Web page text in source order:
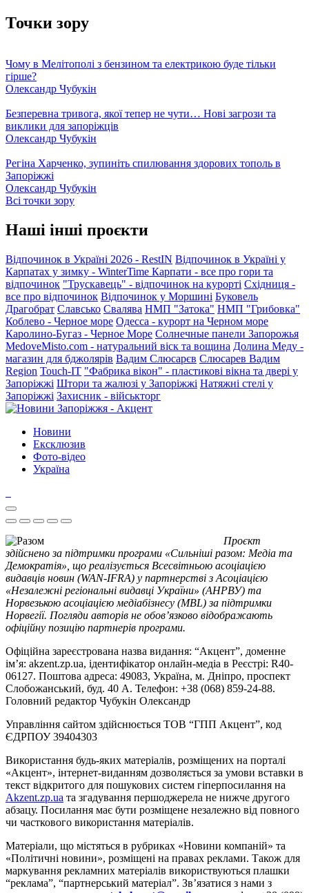
Точки зору
Чому в Мелітополі з бензином та електрикою буде тільки
гірше?
Олександр Чубукін
Безперевна тривога, якої тепер не чути… Нові загрози та
виклики для запоріжців
Олександр Чубукін
Регіна Харченко, зупиніть спилювання здорових тополь в
Запоріжжі
Олександр Чубукін
Всі точки зору
Наші інші проєкти
Відпочинок в Україні 2026 - RestIN Відпочинок в Україні у
Карпатах у зимку - WinterTime Карпати - все про гори та
відпочинок "Трускавець" - відпочинок на курорті Східниця -
все про відпочинок Відпочинок у Моршині Буковель
Драгобрат Славсько Свалява НМП "Затока" НМП "Грибовка"
Коблево - Черное море Одесса - курорт на Черном море
Каролино-Бугаз - Черное Море Солнечные панели Запорожья
MedoveMisto.com - натуральний віск та вощина Долина Меду -
магазин для бджолярів Вадим Слюсарєв Слюсарев Вадим
Region Touch-IT "Фабрика вікон" - пластикові вікна та двері у
Запоріжжі Штори та жалюзі у Запоріжжі Натяжні стелі у
Запоріжжі Захисник - військторг
Новини
Ексклюзив
Фото-відео
Україна
Проєкт
здійснено за підтримки програми «Сильніші разом: Медіа та
Демократія», що реалізується Всесвітньою асоціацією
видавців новин (WAN-IFRA) у партнерстві з Асоціацією
«Незалежні регіональні видавці України» (АНРВУ) та
Норвезькою асоціацією медіабізнесу (MBL) за підтримки
Норвегії. Погляди авторів не обов’язково відображають
офіційну позицію партнерів програми.
Офіційна зареєстрована назва видання: “Акцент”, доменне
ім’я: akzent.zp.ua, ідентифікатор онлайн-медіа в Реєстрі: R40-
06127. Поштова адреса: 49083, Україна, м. Дніпро, проспект
Слобожанський, буд. 40 А. Телефон: +38 (068) 859-24-88.
Головний редактор Чубукін Олександр
Управління сайтом здійснюється ТОВ “ГПП Акцент”, код
ЄДРПОУ 39404303
Використання будь-яких матеріалів, розміщених на порталі
«Акцент», інтернет-виданням дозволяється за умови вставки в
текст відкритого для пошукових систем гіперпосилання на
Akzent.zp.ua та згадування першоджерела не нижче другого
абзацу. Посилання має бути розміщене незалежно від повного
чи часткового використання матеріалів.
Матеріали, що містяться в рубриках «Новини компаній» та
«Політичні новини», розміщені на правах реклами. Також для
маркування рекламних матеріалів використвуються плашки
“реклама”, “партнерський матеріал”. Зв’язатися з нами з